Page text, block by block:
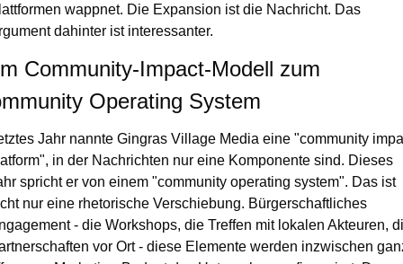
wappnet. Die Expansion ist die Nachricht. Das
dahinter ist interessanter.
Community-Impact-Modell zum
Operating System
Jahr nannte Gingras Village Media eine "community
in der Nachrichten nur eine Komponente sind. Dieses
spricht er von einem "community operating system". Das ist
nur eine rhetorische Verschiebung. Bürgerschaftliches
- die Workshops, die Treffen mit lokalen Akteuren,
vor Ort - diese Elemente werden inzwischen